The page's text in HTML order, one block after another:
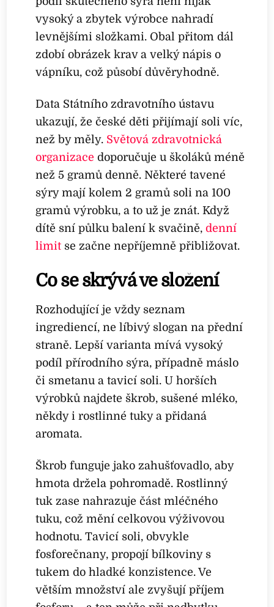
vysoký a zbytek výrobce nahradí
levnějšími složkami. Obal přitom dál
zdobí obrázek krav a velký nápis o
vápníku, což působí důvěryhodně.
Data Státního zdravotního ústavu
ukazují, že české děti přijímají soli víc,
než by měly. Světová zdravotnická
organizace doporučuje u školáků méně
než 5 gramů denně. Některé tavené
sýry mají kolem 2 gramů soli na 100
gramů výrobku, a to už je znát. Když
dítě sní půlku balení k svačině,denní
limit se začne nepříjemně přibližovat.
Co se skrývá ve složení
Rozhodující je vždy seznam
ingrediencí, ne líbivý slogan na přední
straně. Lepší varianta mívá vysoký
podíl přírodního sýra, případně máslo
či smetanu a tavicí soli. U horších
výrobků najdete škrob, sušené mléko,
někdy i rostlinné tuky a přidaná
aromata.
Škrob funguje jako zahušťovadlo, aby
hmota držela pohromadě. Rostlinný
tuk zase nahrazuje část mléčného
tuku, což mění celkovou výživovou
hodnotu. Tavicí soli, obvykle
fosforečnany, propojí bílkoviny s
tukem do hladké konzistence. Ve
větším množství ale zvyšují příjem